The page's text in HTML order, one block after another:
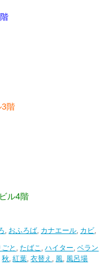
3階
ル4階
, おふろば, カナエール, カビ,
と ,たばこ ,ハイター,ベラン
秋,紅葉,衣替え , 風, 風呂場